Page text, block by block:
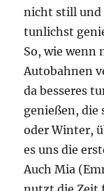
nicht still und
tunlichst
So, wie wenn
Autobahnen
da besseres
genießen, die
oder Winter,
es uns die
Auch Mia